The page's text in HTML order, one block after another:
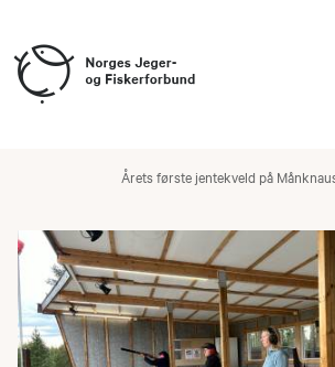
Årets første jentekveld på